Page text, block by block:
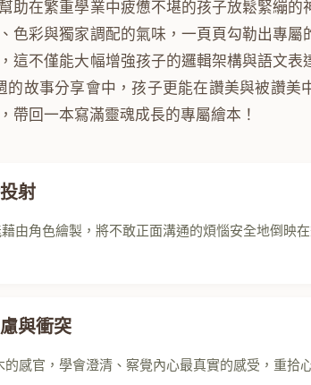
助在繁重學業中疲憊不堪的孩子放鬆緊繃的
色彩與獨家調配的氣味，一頁頁勾勒出專屬
這不僅能大幅增強孩子的邏輯架構與語文表
故事分享會中，孩子更能在讚美與被讚美
帶回一本寫滿靈魂成長的專屬繪本！
射
由角色繪製，將不敢正面溝通的煩惱安全地倒映
與衝突
感官，學會澄清、察覺內心最真實的感受，重拾